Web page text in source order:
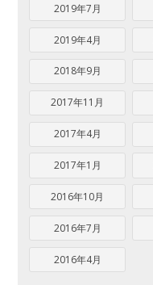
2019年7月
2019年4月
2018年9月
2017年11月
2017年4月
2017年1月
2016年10月
2016年7月
2016年4月